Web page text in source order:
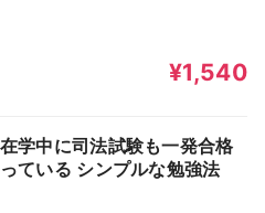
¥1,540
学中に司法試験も一発合格
ている シンプルな勉強法